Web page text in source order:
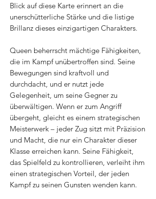
Blick auf diese Karte erinnert an die
unerschütterliche Stärke und die listige
Brillanz dieses einzigartigen Charakters.
Queen beherrscht mächtige Fähigkeiten,
die im Kampf unübertroffen sind. Seine
Bewegungen sind kraftvoll und
durchdacht, und er nutzt jede
Gelegenheit, um seine Gegner zu
überwältigen. Wenn er zum Angriff
übergeht, gleicht es einem strategischen
Meisterwerk – jeder Zug sitzt mit Präzision
und Macht, die nur ein Charakter dieser
Klasse erreichen kann. Seine Fähigkeit,
das Spielfeld zu kontrollieren, verleiht ihm
einen strategischen Vorteil, der jeden
Kampf zu seinen Gunsten wenden kann.